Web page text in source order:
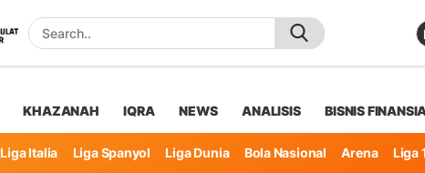
KHAZANAH IQRA NEWS ANALISIS BISNIS
Liga Italia Liga Spanyol Liga Dunia Bola Nasional Arena
Liga